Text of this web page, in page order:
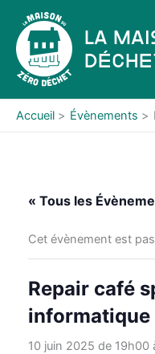
contenu
La
Accueil Évènements
« Tous les
Cet évènement est
Repair café
informatique
10 juin 2025 de 19h00